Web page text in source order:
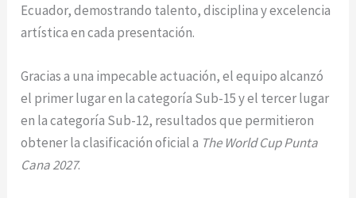
Ecuador, demostrando talento, disciplina y excelencia
artística en cada presentación.
Gracias a una impecable actuación, el equipo alcanzó
el primer lugar en la categoría Sub-15 y el tercer lugar
en la categoría Sub-12, resultados que permitieron
obtener la clasificación oficial a The World Cup Punta
Cana 2027.